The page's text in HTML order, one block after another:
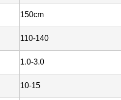
150cm
110-140
1.0-3.0
10-15